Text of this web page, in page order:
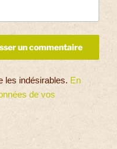
les indésirables. En
de vos